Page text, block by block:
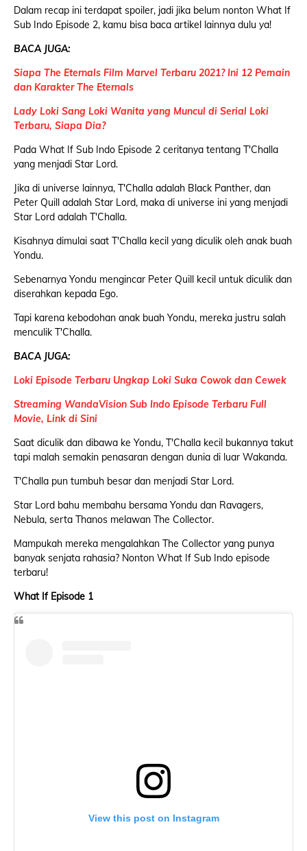
Dalam recap ini terdapat spoiler, jadi jika belum nonton What If
Sub Indo Episode 2, kamu bisa baca artikel lainnya dulu ya!
BACA JUGA:
Siapa The Eternals Film Marvel Terbaru 2021? Ini 12 Pemain
dan Karakter The Eternals
Lady Loki Sang Loki Wanita yang Muncul di Serial Loki
Terbaru, Siapa Dia?
Pada What If Sub Indo Episode 2 ceritanya tentang T'Challa
yang menjadi Star Lord.
Jika di universe lainnya, T'Challa adalah Black Panther, dan
Peter Quill adalah Star Lord, maka di universe ini yang menjadi
Star Lord adalah T'Challa.
Kisahnya dimulai saat T'Challa kecil yang diculik oleh anak buah
Yondu.
Sebenarnya Yondu mengincar Peter Quill kecil untuk diculik dan
diserahkan kepada Ego.
Tapi karena kebodohan anak buah Yondu, mereka justru salah
menculik T'Challa.
BACA JUGA:
Loki Episode Terbaru Ungkap Loki Suka Cowok dan Cewek
Streaming WandaVision Sub Indo Episode Terbaru Full
Movie, Link di Sini
Saat diculik dan dibawa ke Yondu, T'Challa kecil bukannya takut
tapi malah semakin penasaran dengan dunia di luar Wakanda.
T'Challa pun tumbuh besar dan menjadi Star Lord.
Star Lord bahu membahu bersama Yondu dan Ravagers,
Nebula, serta Thanos melawan The Collector.
Mampukah mereka mengalahkan The Collector yang punya
banyak senjata rahasia? Nonton What If Sub Indo episode
terbaru!
What If Episode 1
View this post on Instagram